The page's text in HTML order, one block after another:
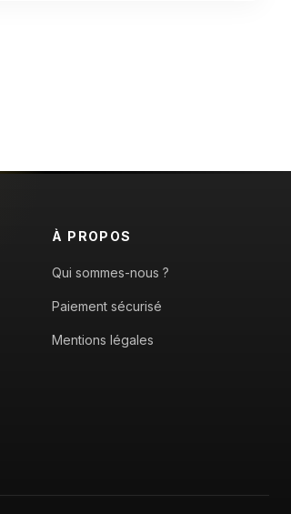
À PROPOS
Qui sommes-nous ?
Paiement sécurisé
Mentions légales